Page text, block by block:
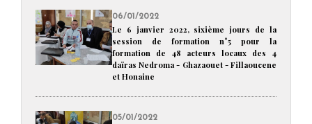
06/01/2022
Le 6 janvier 2022, sixième jours de la
session de formation n°5 pour la
formation de 48 acteurs locaux des 4
daïras Nedroma - Ghazaouet - Fillaoucene
et Honaine
05/01/2022